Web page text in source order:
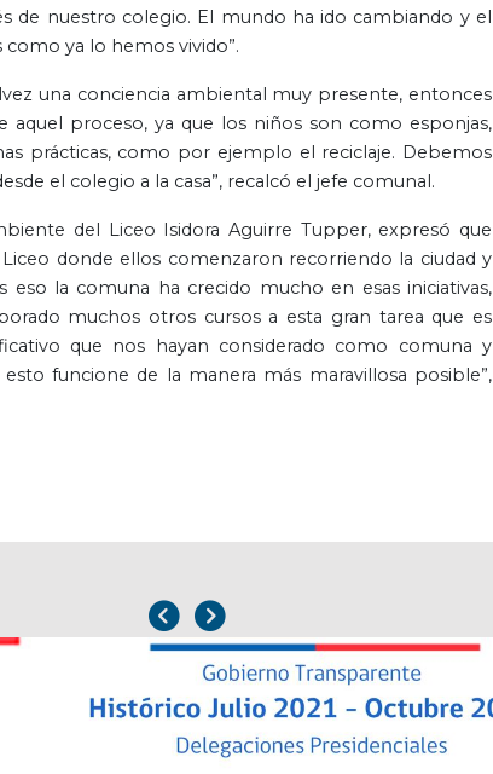
de nuestro colegio. El mundo ha ido cambiando y el
ya lo hemos vivido”.
una conciencia ambiental muy presente, entonces
aquel proceso, ya que los niños son como esponjas,
prácticas, como por ejemplo el reciclaje. Debemos
el colegio a la casa”, recalcó el jefe comunal.
del Liceo Isidora Aguirre Tupper, expresó que
donde ellos comenzaron recorriendo la ciudad y
la comuna ha crecido mucho en esas iniciativas,
muchos otros cursos a esta gran tarea que es
que nos hayan considerado como comuna y
funcione de la manera más maravillosa posible”,